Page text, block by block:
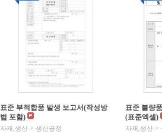
표준 부적합품 발생 보고서(작성방
법 포함)
자재,생산> 생산공정
표준 불량
(표준엑셀)
자재,생산>